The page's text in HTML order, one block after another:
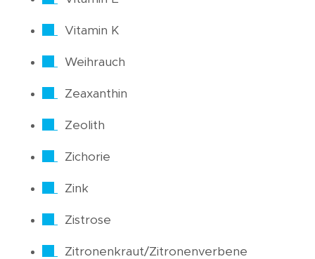
Vitamin K
Weihrauch
Zeaxanthin
Zeolith
Zichorie
Zink
Zistrose
Zitronenkraut/Zitronenverbene